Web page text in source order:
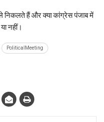
निकलते हैं और क्या कांग्रेस पंजाब में
नहीं।
PoliticalMeeting